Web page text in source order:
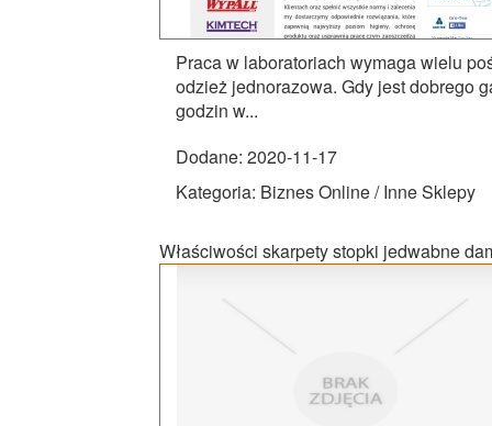
Praca w laboratoriach wymaga wielu
odzież jednorazowa. Gdy jest dobrego
godzin w...
Dodane: 2020-11-17
Kategoria: Biznes Online / Inne Sklepy
Właściwości skarpety stopki jedwabne